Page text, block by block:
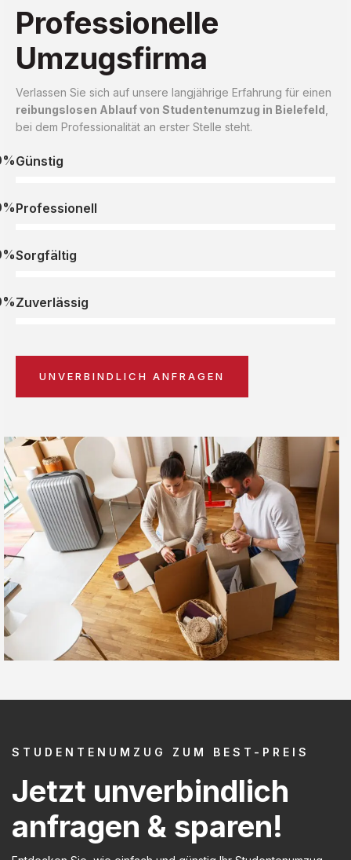
Professionelle
Umzugsfirma
Verlassen Sie sich auf unsere langjährige Erfahrung für einen
reibungslosen Ablauf von Studentenumzug in Bielefeld
bei dem Professionalität an erster Stelle steht.
Günstig
Professionell
Sorgfältig
Zuverlässig
UNVERBINDLICH ANFRAGEN
STUDENTENUMZUG ZUM BEST-PREIS
Jetzt unverbindlich
anfragen & sparen!